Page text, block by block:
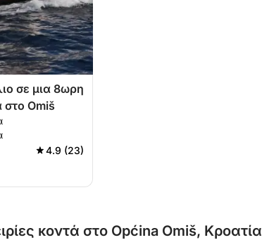
σε μια 8ωρη
Omiš
4.9 (23)
κοντά στο Općina Omiš, Κροατία